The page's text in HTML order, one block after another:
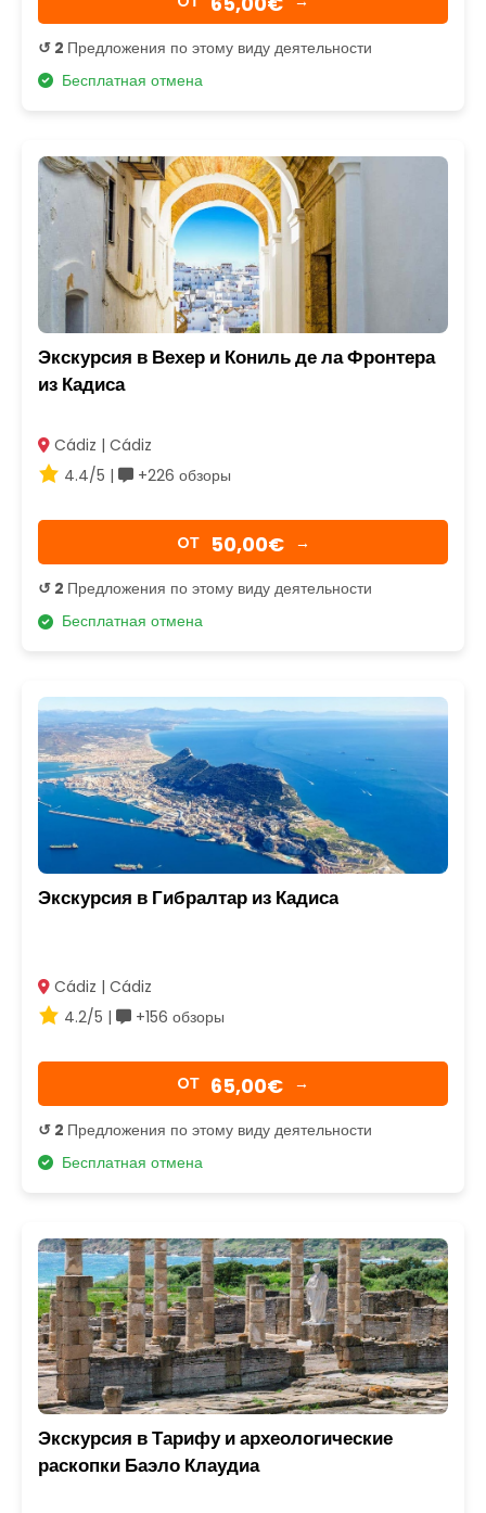
↺ 2 Предложения по этому виду деятельности
Бесплатная отмена
Экскурсия в Вехер и Кониль де ла Фронтера
из Кадиса
Cádiz | Cádiz
4.4/5 |
+226 обзоры
OТ 50,00€ →
↺ 2 Предложения по этому виду деятельности
Бесплатная отмена
Экскурсия в Гибралтар из Кадиса
Cádiz | Cádiz
4.2/5 |
+156 обзоры
OТ 65,00€ →
↺ 2 Предложения по этому виду деятельности
Бесплатная отмена
Экскурсия в Тарифу и археологические
раскопки Баэло Клаудиа